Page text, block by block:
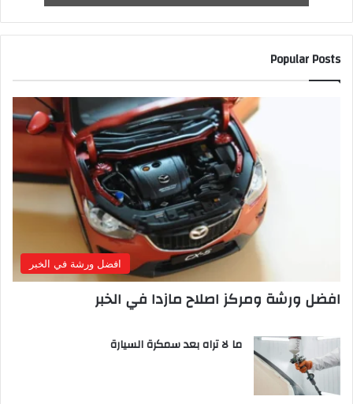
Popular Posts
افضل ورشة في الخبر
افضل ورشة ومركز اصلاح مازدا في الخبر
ما لا تراه بعد سمكرة السيارة